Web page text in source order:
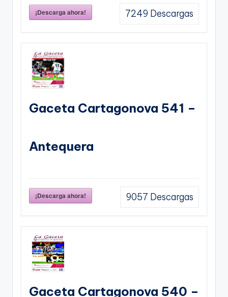
¡Descarga ahora! 7249 Descargas
Gaceta Cartagonova 541 –
Antequera
¡Descarga ahora! 9057 Descargas
Gaceta Cartagonova 540 –